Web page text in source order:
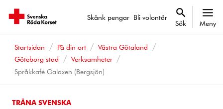
Skänk pengar Bli volontär
Sök Meny
Startsidan På din ort
Västra Götaland
Göteborg stad
Verksamheter
Språkkafé Galaxen (Bergsjön)
TRÄNA SVENSKA